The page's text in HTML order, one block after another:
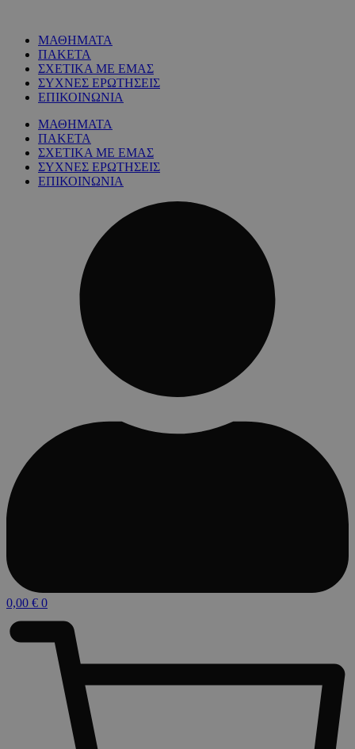
ΜΑΘΗΜΑΤΑ
ΠΑΚΕΤΑ
ΣΧΕΤΙΚΑ ΜΕ ΕΜΑΣ
ΣΥΧΝΕΣ ΕΡΩΤΗΣΕΙΣ
ΕΠΙΚΟΙΝΩΝΙΑ
ΜΑΘΗΜΑΤΑ
ΠΑΚΕΤΑ
ΣΧΕΤΙΚΑ ΜΕ ΕΜΑΣ
ΣΥΧΝΕΣ ΕΡΩΤΗΣΕΙΣ
ΕΠΙΚΟΙΝΩΝΙΑ
0,00 € 0